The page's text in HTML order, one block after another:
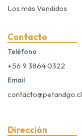
Los más Vendidos
Contacto
Teléfono
+56 9 3864 0322
Email
contacto@petandgo.cl
Dirección